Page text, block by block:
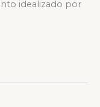
idealizado por